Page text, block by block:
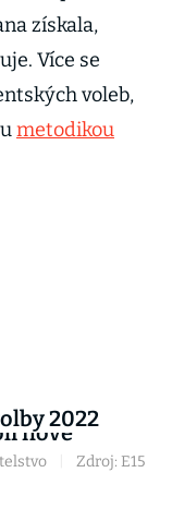
získala,
Více se
voleb,
metodikou
2022
Zdroj: E15